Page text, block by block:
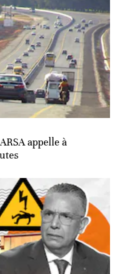
appelle à